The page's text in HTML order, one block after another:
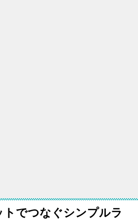
トでつなぐシンプルラ